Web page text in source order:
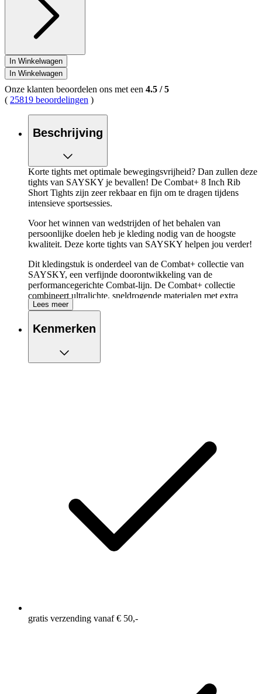
In Winkelwagen
In Winkelwagen
Onze klanten beoordelen ons met een 4.5 /5
( 25819 beoordelingen )
Beschrijving
Korte tights met optimale bewegingsvrijheid? Dan zullen deze
tights van SAYSKY je bevallen! De Combat+ 8 Inch Rib
Short Tights zijn zeer rekbaar en fijn om te dragen tijdens
intensieve sportsessies.
Voor het winnen van wedstrijden of het behalen van
persoonlijke doelen heb je kleding nodig van de hoogste
kwaliteit. Deze korte tights van SAYSKY helpen jou verder!
Dit kledingstuk is onderdeel van de Combat+ collectie van
SAYSKY, een verfijnde doorontwikkeling van de
performancegerichte Combat-lijn. De Combat+ collectie
combineert ultralichte, sneldrogende materialen met extra
ventilatie, bewegingsvrijheid en ondersteuning, waardoor je
trainingen en wedstrijden.
De belangrijkste eigenschappen van de
SAYSKY Combat+ 8 Inch Rib Short Tights op
Eén achterzak met rits, om je sleutels en gels in mee te
Elastische tailleband voor extra comfort en een
Binnenbeenlengte: 8 Inch = ca 20 cm
Lees meer
Kenmerken
gratis verzending vanaf € 50,-